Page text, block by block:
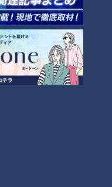
ろ、TとEが逆になって
ており、現在は見られな